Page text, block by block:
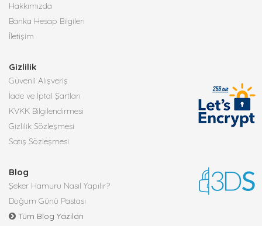
Hakkımızda
Banka Hesap Bilgileri
İletişim
Gizlilik
Güvenli Alışveriş
İade ve İptal Şartları
KVKK Bilgilendirmesi
Gizlilik Sözleşmesi
Satış Sözleşmesi
Blog
Şeker Hamuru Nasıl Yapılır?
Doğum Günü Pastası
Tüm Blog Yazıları